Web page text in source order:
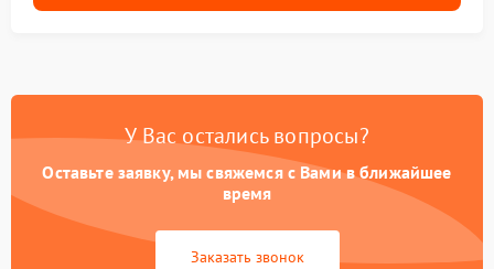
У Вас остались вопросы?
Оставьте заявку, мы свяжемся с Вами в ближайшее
время
Заказать звонок